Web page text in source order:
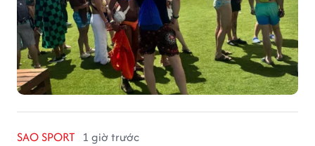
SAO SPORT 1 giờ trước